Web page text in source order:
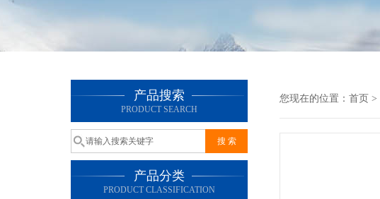
产品搜索
PRODUCT SEARCH
产品分类
PRODUCT CLASSIFICATION
您现在的位置： 首页 >